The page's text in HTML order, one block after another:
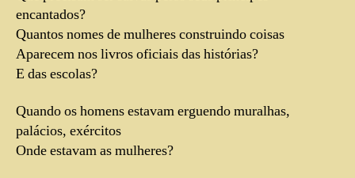
encantados?
Quantos nomes de mulheres construindo coisas
Aparecem nos livros oficiais das histórias?
E das escolas?
Quando os homens estavam erguendo muralhas,
palácios, exércitos
Onde estavam as mulheres?